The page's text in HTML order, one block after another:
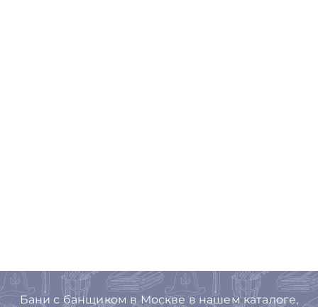
Бани с банщиком в Москве в нашем каталоге,